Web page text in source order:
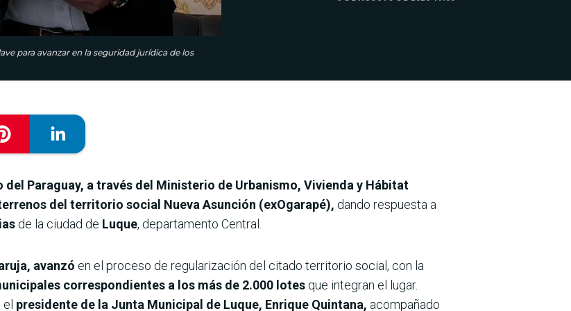
para avanzar en la seguridad jurídica de los
del Paraguay, a través del Ministerio de Urbanismo, Vivienda y Hábitat
del territorio social Nueva Asunción (exOgarapé), dando respuesta a
de la ciudad de Luque, departamento Central.
avanzó en el proceso de regularización del citado territorio social, con la
correspondientes a los más de 2.000 lotes que integran el lugar.
el presidente de la Junta Municipal de Luque, Enrique Quintana, acompañado